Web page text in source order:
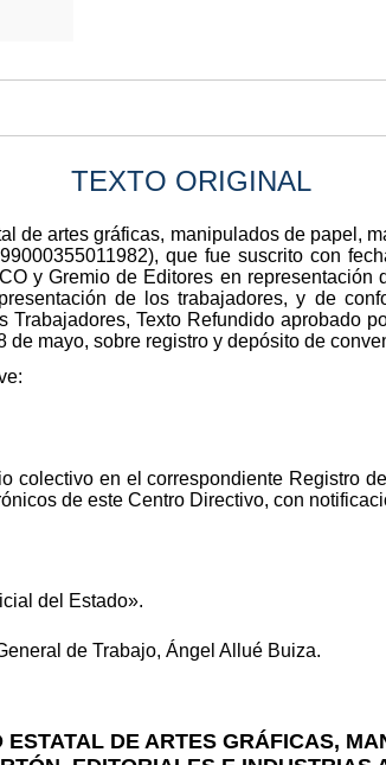
TEXTO ORIGINAL
de artes gráficas, manipulados de papel,
que fue suscrito con
y Gremio de Editores en
de los trabajadores, y de
Texto Refundido aprobado
mayo, sobre registro y depósito de
colectivo en el correspondiente Registro
de este Centro Directivo, con
del Estado».
de Trabajo, Ángel Allué Buiza.
ESTATAL DE ARTES GRÁFICAS,